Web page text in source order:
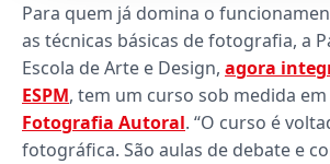
Para quem já domina o
as técnicas básicas de fotografia, a
Escola de Arte e Design, agora
ESPM, tem um curso sob medida
Fotografia Autoral. “O curso é
fotográfica. São aulas de debate e